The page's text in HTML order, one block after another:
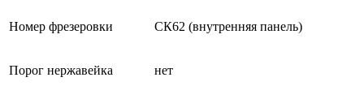
Номер фрезеровки СК62 (внутренняя панель)
Порог нержавейка нет